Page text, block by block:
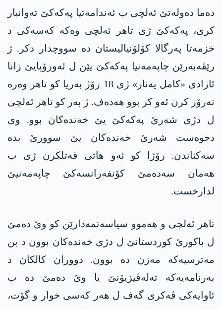
دەما دەولەتێ ئەلچی ب ئەندامه‌تیا په‌كه‌كێ تەوانبار
کری، په‌كه‌كێ ژی تاهر ئەلچی وەکە کەسەکی د
خزمەتا پەرگالا کۆلۆنیالیستان دە سووچدار دکر. ژ
رێڤەبەرێن چاپەمەنیا په‌كه‌كێ یێن ل ئەورۆپایێ زانا
ئازادی «کامل یه‌نار» ژی 18 رۆژ بەریا کو تاهر وەرە
تەرۆر کرن ئەو کر بوو هەدەف. ژ بەر کو تاهر ئەلچی
ل دژی شەرێ په‌كه‌كێ یێ خەنده‌کان بوو. وی
دخوەست شەرێ خەندەکان یێ سوورێ بدە
سەکناندن. رۆژا کو ئەو هاتی قەتلکرن ژی ب
هەمان سەدەمێ کۆنفەرانسەکێ چاپەمەنیێ
لدارخست.
تاهر ئەلچی و هەموو سیاسەتمەدارێن کو وێ دەمێ
ل باکورێ کوردستانێ ل دژی خەندەکان بوون د بن
مەترسیەکە مەزن دە بوون. دووران کالکان د
بەرنامەیەکە تەلەڤیزیۆنێ یا وێ دەمێ دە ب
ئاوایەکی ڤەکری گەف ل هەر کەسی خوار و گۆت،